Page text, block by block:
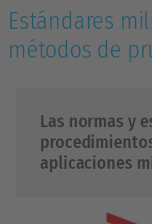
Estándares
métodos de
Las normas y
aplicaciones